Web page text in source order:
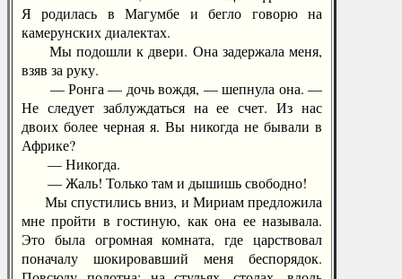
Я родилась в Магумбе и бегло говорю на
камерунских диалектах.
Мы подошли к двери. Она задержала меня,
взяв за руку.
— Ронга — дочь вождя, — шепнула она. —
Не следует заблуждаться на ее счет. Из нас
двоих более черная я. Вы никогда не бывали в
Африке?
— Никогда.
— Жаль! Только там и дышишь свободно!
Мы спустились вниз, и Мириам предложила
мне пройти в гостиную, как она ее называла.
Это была огромная комната, где царствовал
поначалу шокировавший меня беспорядок.